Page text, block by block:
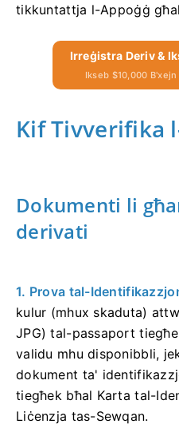
tikkuntattja l-Appoġġ
Irreġistra Deriv &
Ikseb $10,000
Kif Tivverifika
Dokumenti li
derivati
1. Prova tal-
kulur (mhux skaduta)
JPG) tal-passaport
validu mhu disponibbli,
dokument ta'
tiegħek bħal Karta tal-
Liċenzja tas-Sewqan.